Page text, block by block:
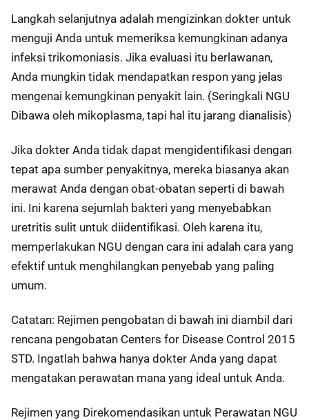
Langkah selanjutnya adalah mengizinkan dokter untuk
menguji Anda untuk memeriksa kemungkinan adanya
infeksi trikomoniasis. Jika evaluasi itu berlawanan,
Anda mungkin tidak mendapatkan respon yang jelas
mengenai kemungkinan penyakit lain. (Seringkali NGU
Dibawa oleh mikoplasma, tapi hal itu jarang dianalisis)
Jika dokter Anda tidak dapat mengidentifikasi dengan
tepat apa sumber penyakitnya, mereka biasanya akan
merawat Anda dengan obat-obatan seperti di bawah
ini. Ini karena sejumlah bakteri yang menyebabkan
uretritis sulit untuk diidentifikasi. Oleh karena itu,
memperlakukan NGU dengan cara ini adalah cara yang
efektif untuk menghilangkan penyebab yang paling
umum.
Catatan: Rejimen pengobatan di bawah ini diambil dari
rencana pengobatan Centers for Disease Control 2015
STD. Ingatlah bahwa hanya dokter Anda yang dapat
mengatakan perawatan mana yang ideal untuk Anda.
Rejimen yang Direkomendasikan untuk Perawatan NGU